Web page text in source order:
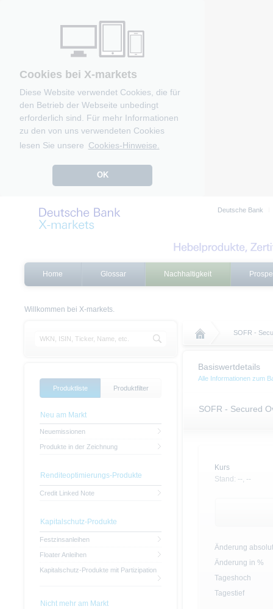
Cookies bei X-markets
Diese Website verwendet Cookies, die für
den Betrieb der Webseite unbedingt
erforderlich sind. Für mehr Informationen
zu den von uns verwendeten Cookies
lesen Sie unsere Cookies-Hinweise.
OK
Deutsche Bank
Home Glossar Nachhaltigkeit
Willkommen bei X-markets.
SOFR -
Basiswertdetails
Alle Informationen zum
SOFR - Secured
Kurs
Stand: --, --
Änderung absolut
Änderung in %
Tageshoch
Tagestief
Produktliste Produktfilter
Neu am Markt
Neuemissionen
Produkte in der Zeichnung
Renditeoptimierungs-Produkte
Credit Linked Note
Kapitalschutz-Produkte
Festzinsanleihen
Floater Anleihen
Kapitalschutz-Produkte mit Partizipation
Nicht mehr am Markt